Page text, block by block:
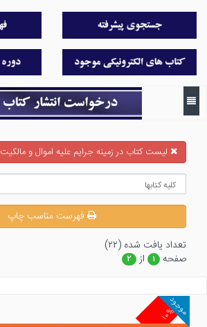
ليست كتاب در زمينه جرايم عليه اموال و مالكيت
فهرست مناسب چاپ
تعداد يافت شده (۲۲)
صفحه
۱ از ۲
۱۰%
موجود